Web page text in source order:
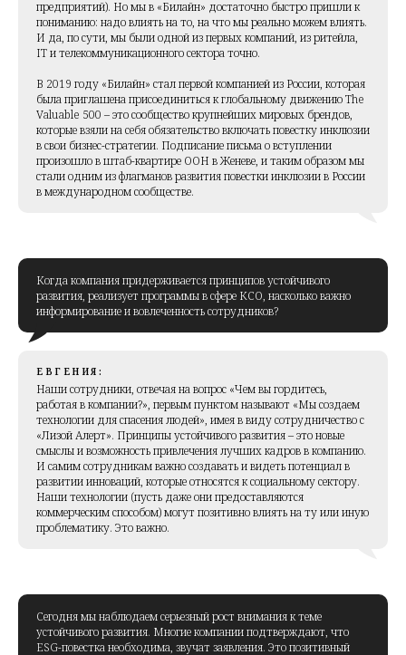
предприятий). Но мы в «Билайн» достаточно быстро пришли к
пониманию: надо влиять на то, на что мы реально можем влиять.
И да, по сути, мы были одной из первых компаний, из ритейла,
IT и телекоммуникационного сектора точно.
В 2019 году «Билайн» стал первой компанией из России, которая
была приглашена присоединиться к глобальному движению The
Valuable 500 – это сообщество крупнейших мировых брендов,
которые взяли на себя обязательство включать повестку инклюзии
в свои бизнес-стратегии. Подписание письма о вступлении
произошло в штаб-квартире ООН в Женеве, и таким образом мы
стали одним из флагманов развития повестки инклюзии в России
в международном сообществе.
Когда компания придерживается принципов устойчивого
развития, реализует программы в сфере КСО, насколько важно
информирование и вовлеченность сотрудников?
ЕВГЕНИЯ:
Наши сотрудники, отвечая на вопрос «Чем вы гордитесь,
работая в компании?», первым пунктом называют «Мы создаем
технологии для спасения людей», имея в виду сотрудничество с
«Лизой Алерт». Принципы устойчивого развития – это новые
смыслы и возможность привлечения лучших кадров в компанию.
И самим сотрудникам важно создавать и видеть потенциал в
развитии инноваций, которые относятся к социальному сектору.
Наши технологии (пусть даже они предоставляются
коммерческим способом) могут позитивно влиять на ту или иную
проблематику. Это важно.
Сегодня мы наблюдаем серьезный рост внимания к теме
устойчивого развития. Многие компании подтверждают, что
ESG-повестка необходима, звучат заявления. Это позитивный